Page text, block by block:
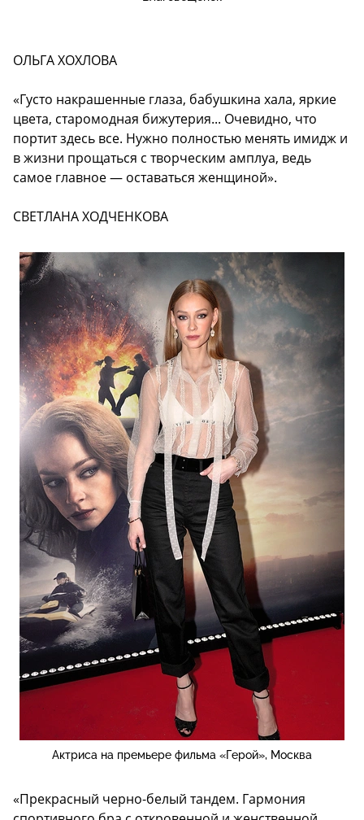
ОЛЬГА ХОХЛОВА
«Густо накрашенные глаза, бабушкина хала, яркие
цвета, старомодная бижутерия... Очевидно, что
портит здесь все. Нужно полностью менять имидж и
в жизни прощаться с творческим амплуа, ведь
самое главное — оставаться женщиной».
СВЕТЛАНА ХОДЧЕНКОВА
Актриса на премьере фильма «Герой», Москва
«Прекрасный черно-белый тандем. Гармония